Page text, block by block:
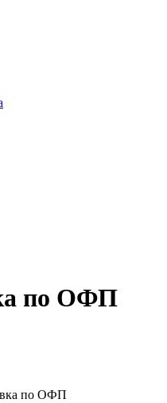
по ОФП
по ОФП